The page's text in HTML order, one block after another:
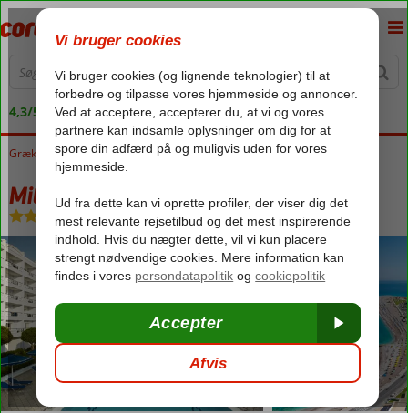
4,3/5 på Trustpilot
Forside
Grækenland Rhodos Rhodos by Mitsis Grand Hotel Beach Hotel
Mitsis Grand Hotel Beach Hotel
Ultra All Inclusive- Hotel